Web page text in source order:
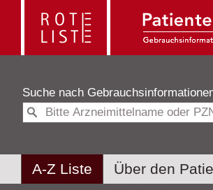
Suche nach
A-Z Liste Über den